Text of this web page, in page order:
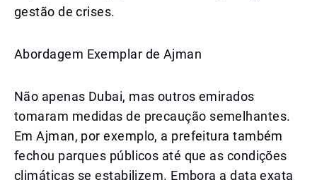
gestão de crises.
Abordagem Exemplar de Ajman
Não apenas Dubai, mas outros emirados
tomaram medidas de precaução semelhantes.
Em Ajman, por exemplo, a prefeitura também
fechou parques públicos até que as condições
climáticas se estabilizem. Embora a data exata